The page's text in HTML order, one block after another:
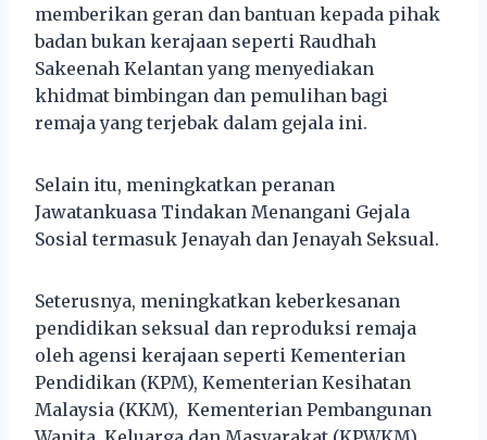
memberikan geran dan bantuan kepada pihak
badan bukan kerajaan seperti Raudhah
Sakeenah Kelantan yang menyediakan
khidmat bimbingan dan pemulihan bagi
remaja yang terjebak dalam gejala ini.
Selain itu, meningkatkan peranan
Jawatankuasa Tindakan Menangani Gejala
Sosial termasuk Jenayah dan Jenayah Seksual.
Seterusnya, meningkatkan keberkesanan
pendidikan seksual dan reproduksi remaja
oleh agensi kerajaan seperti Kementerian
Pendidikan (KPM), Kementerian Kesihatan
Malaysia (KKM), Kementerian Pembangunan